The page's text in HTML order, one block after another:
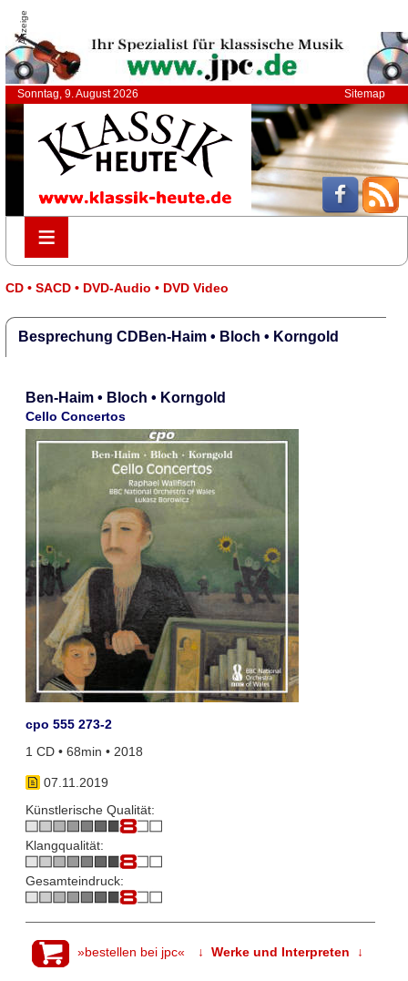
Anzeige
Sonntag, 9. August 2026 Sitemap
≡
≡
CD • SACD • DVD-Audio • DVD Video
Besprechung CDBen-Haim • Bloch • Korngold
Ben-Haim • Bloch • Korngold
Cello Concertos
cpo 555 273-2
1 CD • 68min • 2018
07.11.2019
Künstlerische Qualität:
Klangqualität:
Gesamteindruck:
»bestellen bei jpc« ↓ Werke und Interpreten ↓